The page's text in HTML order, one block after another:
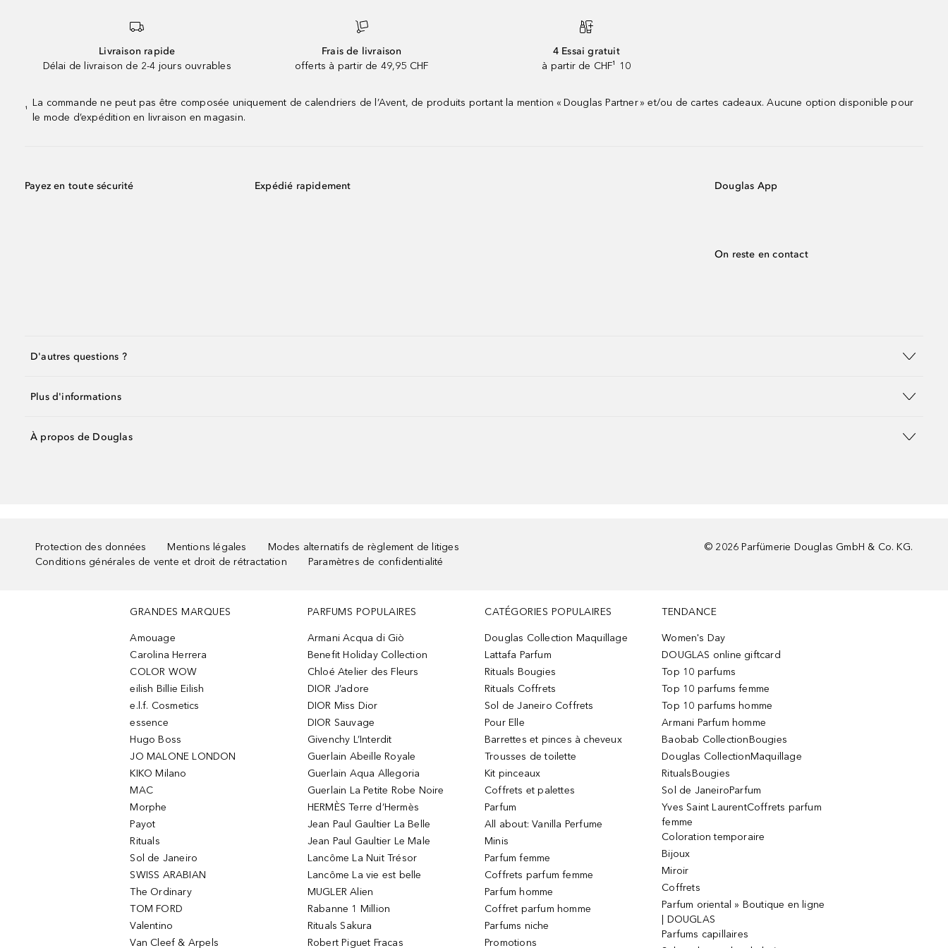
Livraison rapide
Délai de livraison de 2-4 jours ouvrables
Frais de livraison
offerts à partir de 49,95 CHF
4 Essai gratuit
à partir de CHF¹ 10
¹
La commande ne peut pas être composée uniquement de calendriers de l’Avent, de produits portant la mention « Douglas Partner » et/ou de cartes cadeaux. Aucune option disponible pour
le mode d’expédition en livraison en magasin.
Payez en toute sécurité Expédié rapidement Douglas App
On reste en contact
D'autres questions ?
Plus d'informations
À propos de Douglas
Protection des données Mentions légales
Modes alternatifs de règlement de litiges
Conditions générales de vente et droit de rétractation
Paramètres de confidentialité
© 2026 Parfümerie Douglas GmbH & Co. KG.
GRANDES MARQUES
Amouage
Carolina Herrera
COLOR WOW
eilish Billie Eilish
e.l.f. Cosmetics
essence
Hugo Boss
JO MALONE LONDON
KIKO Milano
MAC
Morphe
Payot
Rituals
Sol de Janeiro
SWISS ARABIAN
The Ordinary
TOM FORD
Valentino
Van Cleef & Arpels
PARFUMS POPULAIRES
Armani Acqua di Giò
Benefit Holiday Collection
Chloé Atelier des Fleurs
DIOR J’adore
DIOR Miss Dior
DIOR Sauvage
Givenchy L’Interdit
Guerlain Abeille Royale
Guerlain Aqua Allegoria
Guerlain La Petite Robe Noire
HERMÈS Terre d’Hermès
Jean Paul Gaultier La Belle
Jean Paul Gaultier Le Male
Lancôme La Nuit Trésor
Lancôme La vie est belle
MUGLER Alien
Rabanne 1 Million
Rituals Sakura
Robert Piguet Fracas
CATÉGORIES POPULAIRES
Douglas Collection Maquillage
Lattafa Parfum
Rituals Bougies
Rituals Coffrets
Sol de Janeiro Coffrets
Pour Elle
Barrettes et pinces à cheveux
Trousses de toilette
Kit pinceaux
Coffrets et palettes
Parfum
All about: Vanilla Perfume
Minis
Parfum femme
Coffrets parfum femme
Parfum homme
Coffret parfum homme
Parfums niche
Promotions
TENDANCE
Women's Day
DOUGLAS online giftcard
Top 10 parfums
Top 10 parfums femme
Top 10 parfums homme
Armani Parfum homme
Baobab CollectionBougies
Douglas CollectionMaquillage
RitualsBougies
Sol de JaneiroParfum
Yves Saint LaurentCoffrets parfum
femme
Coloration temporaire
Bijoux
Miroir
Coffrets
Parfum oriental » Boutique en ligne
| DOUGLAS
Parfums capillaires